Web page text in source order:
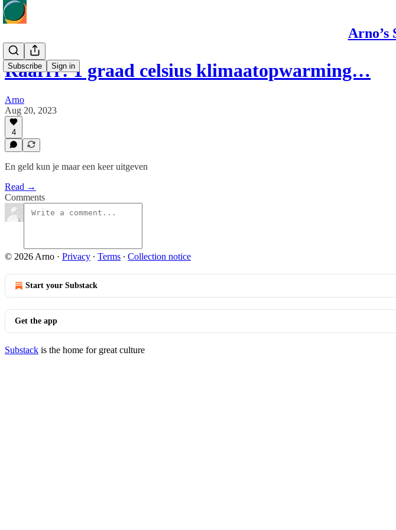
Arno’s
Subscribe Sign in
Raarrr: 1 graad celsius klimaatopwarming…
Arno
Aug 20, 2023
4
En geld kun je maar een keer uitgeven
Read →
Comments
© 2026 Arno · Privacy ∙ Terms ∙ Collection notice
Start your Substack
Get the app
Substack is the home for great culture